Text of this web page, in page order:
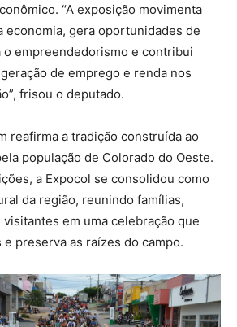
“A exposição movimenta
economia, gera oportunidades de
empreendedorismo e contribui
de emprego e renda nos
frisou o deputado.
reafirma a tradição construída ao
população de Colorado do Oeste.
a Expocol se consolidou como
da região, reunindo famílias,
em uma celebração que
preserva as raízes do campo.